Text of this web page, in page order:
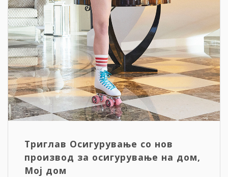
Триглав Осигурување со нов
производ за осигурување на дом,
Мој дом